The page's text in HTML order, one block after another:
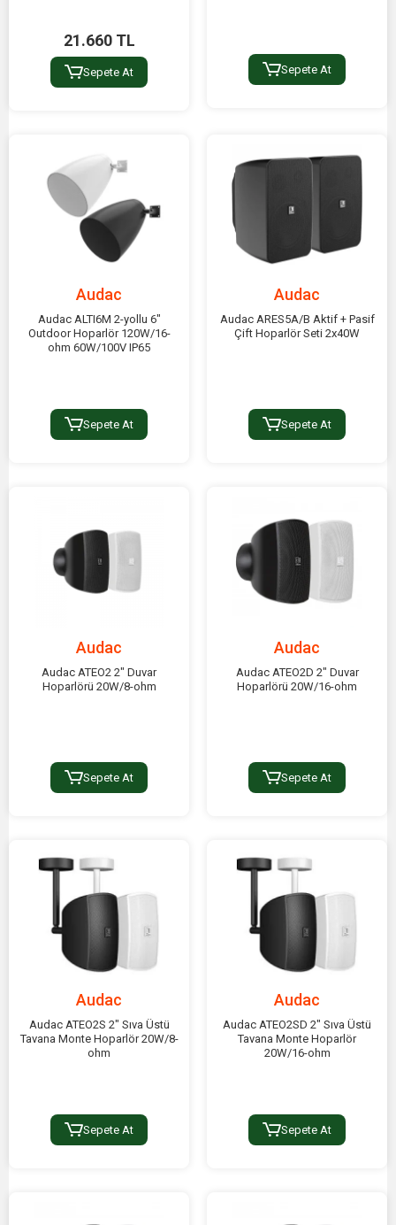
21.660 TL
Sepete At Sepete At
Audac
Audac ALTI6M 2-yollu 6"
Outdoor Hoparlör 120W/16-
ohm 60W/100V IP65
Sepete At
Audac
Audac ARES5A/B Aktif + Pasif
Çift Hoparlör Seti 2x40W
Sepete At
Audac
Audac ATEO2 2" Duvar
Hoparlörü 20W/8-ohm
Sepete At
Audac
Audac ATEO2D 2" Duvar
Hoparlörü 20W/16-ohm
Sepete At
Audac
Audac ATEO2S 2" Sıva Üstü
Tavana Monte Hoparlör 20W/8-
ohm
Sepete At
Audac
Audac ATEO2SD 2" Sıva Üstü
Tavana Monte Hoparlör
20W/16-ohm
Sepete At